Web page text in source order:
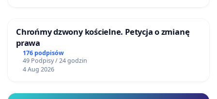
Chrońmy dzwony kościelne. Petycja o zmianę
prawa
176 podpisów
49 Podpisy / 24 godzin
4 Aug 2026